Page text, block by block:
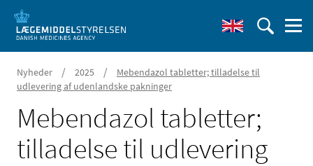
Nyheder / 2025 /
Mebendazol tabletter; tilladelse til
udlevering af udenlandske pakninger
Mebendazol tabletter;
tilladelse til udlevering